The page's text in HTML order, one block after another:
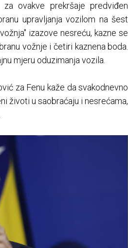
ovakve prekršaje predviđen
upravljanja vozilom na šest
izazove nesreću, kazne se
vožnje i četiri kaznena boda.
mjeru oduzimanja vozila.
za Fenu kaže da svakodnevno
životi u saobraćaju i nesrećama,